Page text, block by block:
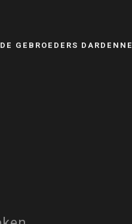
DE GEBROEDERS DARDENNE